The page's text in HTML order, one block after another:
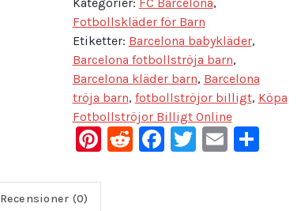
Fotbollskläder för Barn
Etiketter: Barcelona babykläder,
Barcelona fotbollströja barn,
Barcelona kläder barn, Barcelona
tröja barn, fotbollströjor billigt, Köpa
Fotbollströjor Billigt Online
Pinterest
Reddit
Facebook
Twitter
Email
Dela
Recensioner (0)